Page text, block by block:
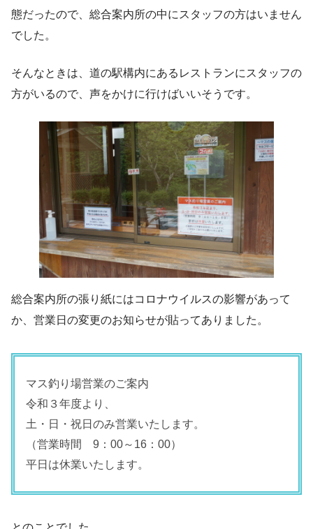
態だったので、総合案内所の中にスタッフの方はいません
でした。
そんなときは、道の駅構内にあるレストランにスタッフの
方がいるので、声をかけに行けばいいそうです。
総合案内所の張り紙にはコロナウイルスの影響があって
か、営業日の変更のお知らせが貼ってありました。
マス釣り場営業のご案内
令和３年度より、
土・日・祝日のみ営業いたします。
（営業時間 9：00～16：00）
平日は休業いたします。